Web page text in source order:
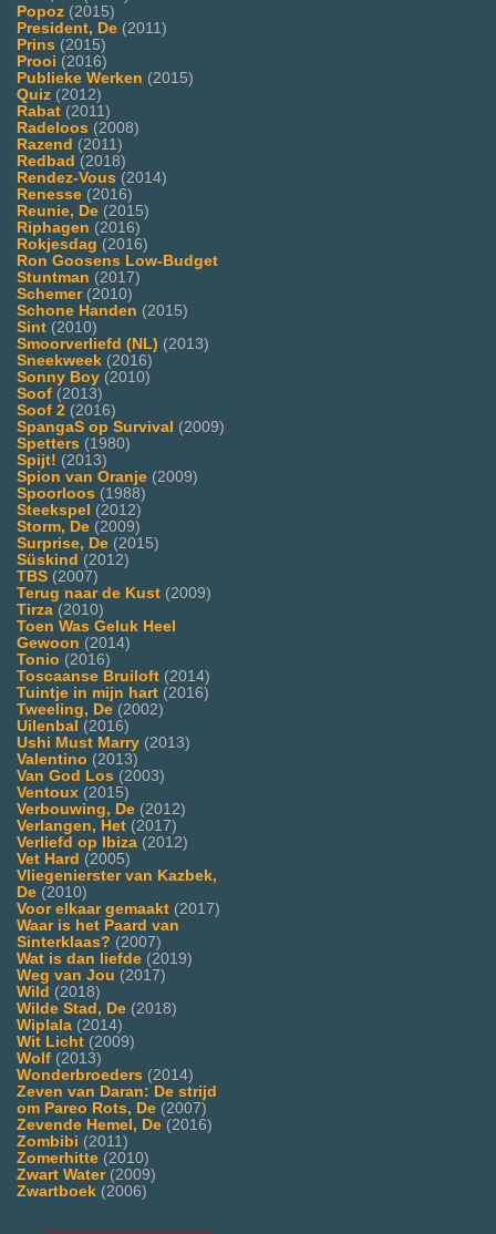
Popoz (2015)
President, De (2011)
Prins (2015)
Prooi (2016)
Publieke Werken (2015)
Quiz (2012)
Rabat (2011)
Radeloos (2008)
Razend (2011)
Redbad (2018)
Rendez-Vous (2014)
Renesse (2016)
Reunie, De (2015)
Riphagen (2016)
Rokjesdag (2016)
Ron Goosens Low-Budget
Stuntman (2017)
Schemer(2010)
Schone Handen (2015)
Sint (2010)
Smoorverliefd (NL) (2013)
Sneekweek (2016)
Sonny Boy (2010)
Soof (2013)
Soof 2 (2016)
SpangaS op Survival (2009)
Spetters (1980)
Spijt! (2013)
Spion van Oranje (2009)
Spoorloos (1988)
Steekspel (2012)
Storm, De (2009)
Surprise, De (2015)
Süskind (2012)
TBS (2007)
Terug naar de Kust (2009)
Tirza (2010)
Toen Was Geluk Heel
Gewoon (2014)
Tonio (2016)
Toscaanse Bruiloft (2014)
Tuintje in mijn hart (2016)
Tweeling, De (2002)
Uilenbal (2016)
Ushi Must Marry (2013)
Valentino (2013)
Van God Los (2003)
Ventoux (2015)
Verbouwing, De (2012)
Verlangen, Het (2017)
Verliefd op Ibiza (2012)
Vet Hard (2005)
Vliegenierster van Kazbek,
De (2010)
Voor elkaar gemaakt (2017)
Waar is het Paard van
Sinterklaas? (2007)
Wat is dan liefde (2019)
Weg van Jou (2017)
Wild (2018)
Wilde Stad, De (2018)
Wiplala (2014)
Wit Licht (2009)
Wolf (2013)
Wonderbroeders (2014)
Zeven van Daran: De strijd
om Pareo Rots, De (2007)
Zevende Hemel, De (2016)
Zombibi (2011)
Zomerhitte (2010)
Zwart Water(2009)
Zwartboek (2006)